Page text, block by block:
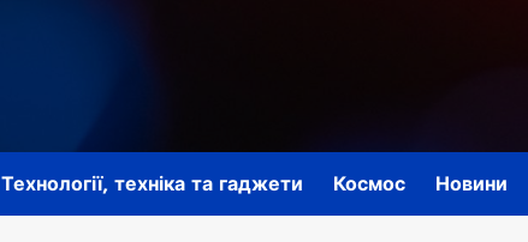
Технології, техніка та гаджети Космос Новини